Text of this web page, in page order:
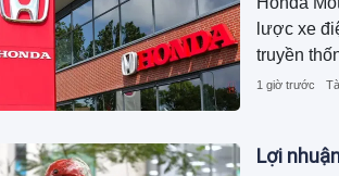
lược xe
truyền
1 giờ trước
Lợi